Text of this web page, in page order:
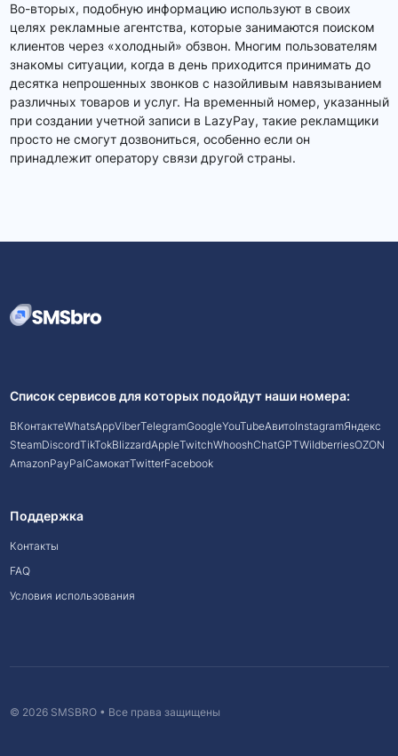
Во-вторых, подобную информацию используют в своих
целях рекламные агентства, которые занимаются поиском
клиентов через «холодный» обзвон. Многим пользователям
знакомы ситуации, когда в день приходится принимать до
десятка непрошенных звонков с назойливым навязыванием
различных товаров и услуг. На временный номер, указанный
при создании учетной записи в LazyPay, такие рекламщики
просто не смогут дозвониться, особенно если он
принадлежит оператору связи другой страны.
Список сервисов для которых подойдут наши номера:
ВКонтактеWhatsAppViberTelegramGoogleYouTubeАвитоInstagramЯндекс
SteamDiscordTikTokBlizzardAppleTwitchWhooshChatGPTWildberriesOZON
AmazonPayPalСамокатTwitterFacebook
Поддержка
Контакты
FAQ
Условия использования
© 2026 SMSBRO • Все права защищены